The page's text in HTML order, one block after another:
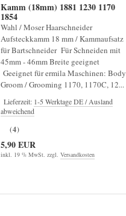
Kamm (18mm) 1881 1230 1170
1854
Wahl / Moser Haarschneider
Aufsteckkamm 18 mm / Kammaufsatz
für Bartschneider Für Schneiden mit
45mm - 46mm Breite geeignet
Geeignet für ermila Maschinen: Body
Groom / Grooming 1170, 1170C, 12...
Lieferzeit: 1-5 Werktage DE / Ausland
abweichend
(4)
5,90 EUR
inkl. 19 % MwSt. zzgl.Versandkosten